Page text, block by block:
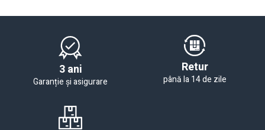
3 ani
Garanție și asigurare
Retur
până la 14 de zile